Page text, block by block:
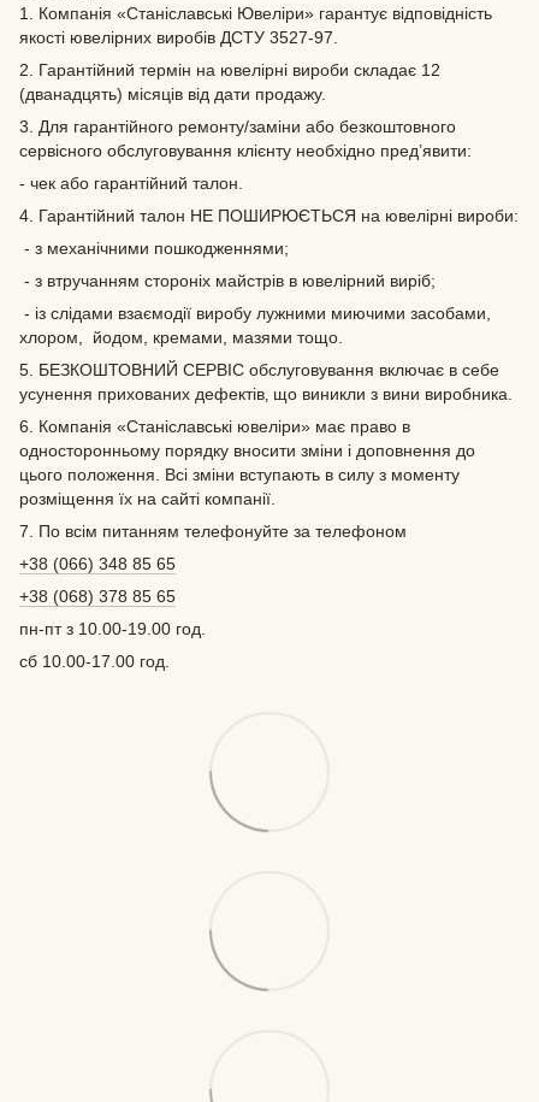
1. Компанія «Станіславські Ювеліри» гарантує відповідність
якості ювелірних виробів ДСТУ 3527-97.
2. Гарантійний термін на ювелірні вироби складає 12
(дванадцять) місяців від дати продажу.
3. Для гарантійного ремонту/заміни або безкоштовного
сервісного обслуговування клієнту необхідно пред’явити:
- чек або гарантійний талон.
4. Гарантійний талон НЕ ПОШИРЮЄТЬСЯ на ювелірні вироби:
- з механічними пошкодженнями;
- з втручанням стороніх майстрів в ювелірний виріб;
- із слідами взаємодії виробу лужними миючими засобами,
хлором, йодом, кремами, мазями тощо.
5. БЕЗКОШТОВНИЙ СЕРВІС обслуговування включає в себе
усунення прихованих дефектів‚ що виникли з вини виробника.
6. Компанія «Станіславські ювеліри» має право в
односторонньому порядку вносити зміни і доповнення до
цього положення. Всі зміни вступають в силу з моменту
розміщення їх на сайті компанії.
7. По всім питанням телефонуйте за телефоном
+38 (066) 348 85 65
+38 (068) 378 85 65
пн-пт з 10.00-19.00 год.
сб 10.00-17.00 год.